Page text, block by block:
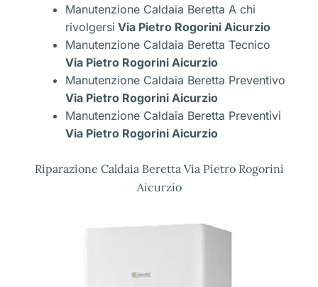
Manutenzione Caldaia Beretta A chi
rivolgersi Via Pietro Rogorini Aicurzio
Manutenzione Caldaia Beretta Tecnico
Via Pietro Rogorini Aicurzio
Manutenzione Caldaia Beretta Preventivo
Via Pietro Rogorini Aicurzio
Manutenzione Caldaia Beretta Preventivi
Via Pietro Rogorini Aicurzio
Riparazione Caldaia Beretta Via Pietro Rogorini
Aicurzio